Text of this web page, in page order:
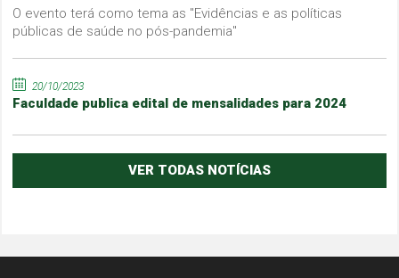
O evento terá como tema as "Evidências e as políticas
públicas de saúde no pós-pandemia"
20/10/2023
Faculdade publica edital de mensalidades para 2024
VER TODAS NOTÍCIAS